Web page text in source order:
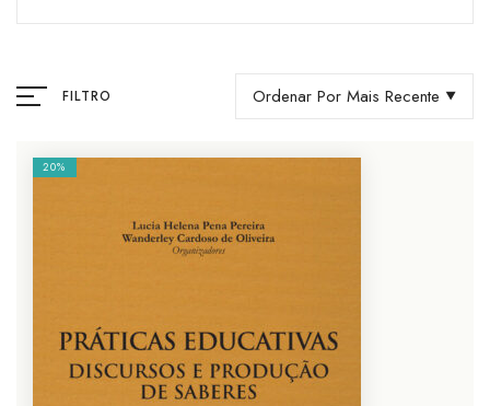
FILTRO Ordenar Por Mais Recente
20%